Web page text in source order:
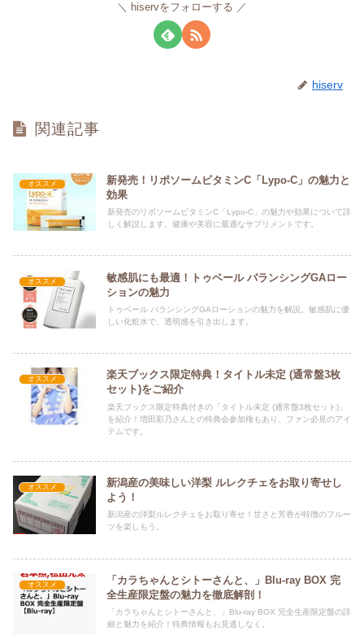
hiservをフォローする
hiserv
関連記事
オススメ
新発売！リポソームビタミンC「Lypo-C」の魅力と
効果
新発売のリポソームビタミンC「Lypo-C」の魅力や効果について詳
しく解説します。健康や美容に最適なサプリメントです。
オススメ
敏感肌にも最適！トゥベール バランシングGAロー
ションの魅力
トゥベール バランシングGAローションの魅力を解説。敏感肌に優
しい化粧水で、透明感を引き出します。
オススメ
楽天ブックス限定特典！タイトル未定 (通常盤3枚
セット)をご紹介
楽天ブックス限定特典付きの「タイトル未定 (通常盤3枚セット)」
を紹介！増田彩乃さんとの特典会参加権もあり、ファン必見のアイ
テムです。
オススメ
新潟産の美味しい洋梨 ルレクチェをお取り寄せし
よう！
新潟産の洋梨ルレクチェをお取り寄せ！甘さと芳香が特徴のフルー
ツを楽しもう。
オススメ
「カラちゃんとシトーさんと、」Blu-ray BOX 完
全生産限定盤の魅力を徹底解剖！
「カラちゃんとシトーさんと、」Blu-ray BOX 完全生産限定盤の詳
細と魅力を紹介！特典情報もお見逃しなく。